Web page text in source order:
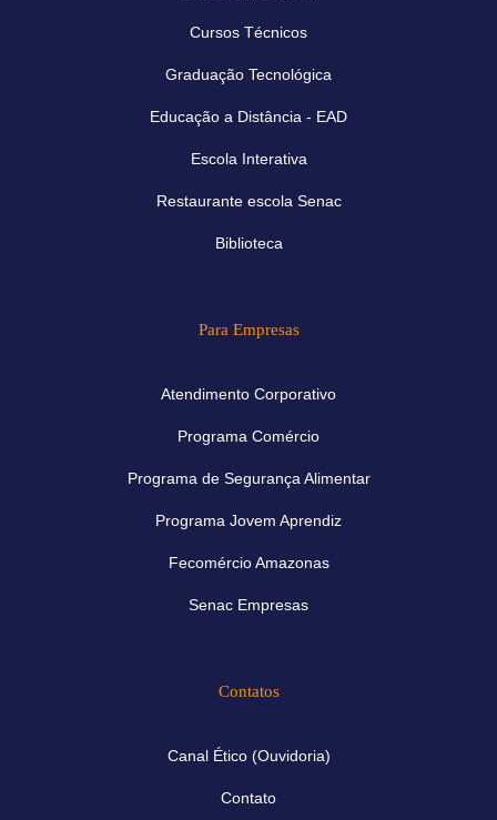
Cursos Técnicos
Graduação Tecnológica
Educação a Distância - EAD
Escola Interativa
Restaurante escola Senac
Biblioteca
Para Empresas
Atendimento Corporativo
Programa Comércio
Programa de Segurança Alimentar
Programa Jovem Aprendiz
Fecomércio Amazonas
Senac Empresas
Contatos
Canal Ético (Ouvidoria)
Contato